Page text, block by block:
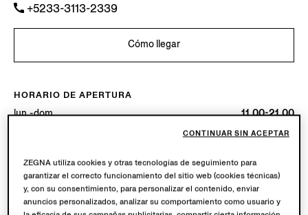
+5233-3113-2339
Cómo llegar
HORARIO DE APERTURA
lun.-dom.
11.00-21.00
SERVICIOS DISPONIBLES
Envío a boutique no disponible.
ZEGNA utiliza cookies y otras tecnologías de seguimiento para
garantizar el correcto funcionamiento del sitio web (cookies técnicas)
y, con su consentimiento, para personalizar el contenido, enviar
anuncios personalizados, analizar su comportamiento como usuario y
CONTINUAR SIN ACEPTAR